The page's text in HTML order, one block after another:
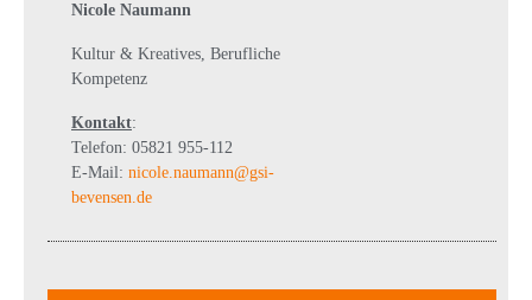
Nicole Naumann
Kultur & Kreatives, Berufliche
Kompetenz
Kontakt:
Telefon: 05821 955-112
E-Mail: nicole.naumann@gsi-
bevensen.de